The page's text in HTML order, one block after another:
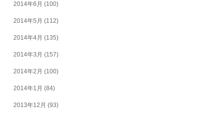
2014年6月 (100)
2014年5月 (112)
2014年4月 (135)
2014年3月 (157)
2014年2月 (100)
2014年1月 (84)
2013年12月 (93)